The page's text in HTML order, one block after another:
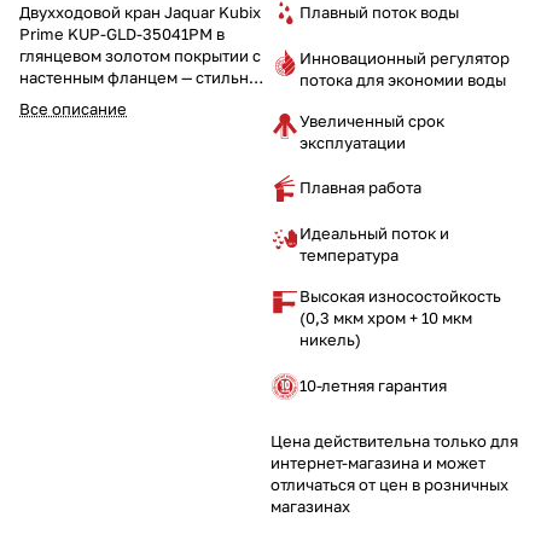
Двухходовой кран Jaquar Kubix
Prime KUP-GLD-35041PM в
глянцевом золотом покрытии с
настенным фланцем — стильное
и роскошное решение для
вашей ванной комнаты. Этот
Все описание
Плавный поток воды
Инновационный регулятор
потока для экономии воды
Увеличенный срок
эксплуатации
Плавная работа
Идеальный поток и
температура
Высокая износостойкость
(0,3 мкм хром + 10 мкм
никель)
10-летняя гарантия
Цена действительна только для
интернет-магазина и может
отличаться от цен в розничных
магазинах